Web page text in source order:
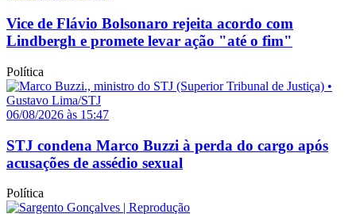
Vice de Flávio Bolsonaro rejeita acordo com
Lindbergh e promete levar ação "até o fim"
Política
06/08/2026 às 15:47
STJ condena Marco Buzzi à perda do cargo após
acusações de assédio sexual
Política